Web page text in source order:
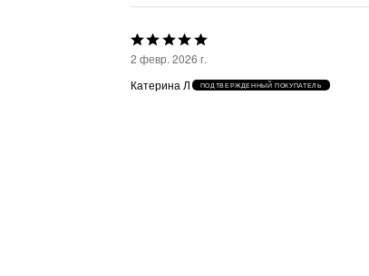
Выбрана
2 февр. 2026 г.
Катерина Л
ПОДТВЕРЖДЕННЫЙ ПОКУПАТЕЛЬ